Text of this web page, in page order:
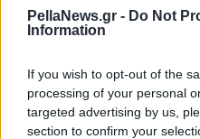
PellaNews.gr - Do Not
Information
If you wish to opt-out of the
processing of your personal
targeted advertising by us,
section to confirm your
• Φωτοαντίγραφο
λογαριασμού της
μητέρας, ανεξαρτήτως
μητέρα είναι